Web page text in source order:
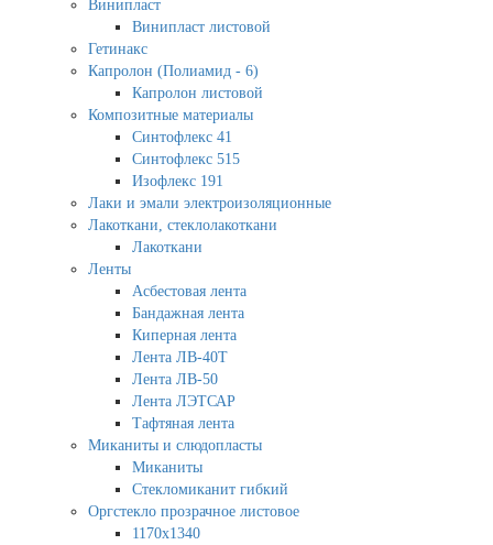
Винипласт
Винипласт листовой
Гетинакс
Капролон (Полиамид - 6)
Капролон листовой
Композитные материалы
Синтофлекс 41
Синтофлекс 515
Изофлекс 191
Лаки и эмали электроизоляционные
Лакоткани, стеклолакоткани
Лакоткани
Ленты
Асбестовая лента
Бандажная лента
Киперная лента
Лента ЛВ-40Т
Лента ЛВ-50
Лента ЛЭТСАР
Тафтяная лента
Миканиты и слюдопласты
Миканиты
Стекломиканит гибкий
Оргстекло прозрачное листовое
1170х1340